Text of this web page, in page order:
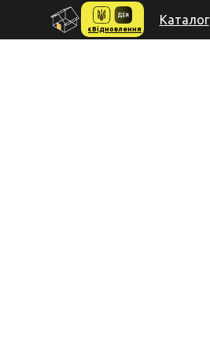
Каталог
єВідновлення